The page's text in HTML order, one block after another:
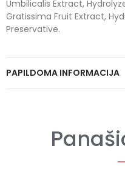
Umbilicalis Extract,
Gratissima Fruit Extract,
Preservative.
PAPILDOMA INFORMACIJA